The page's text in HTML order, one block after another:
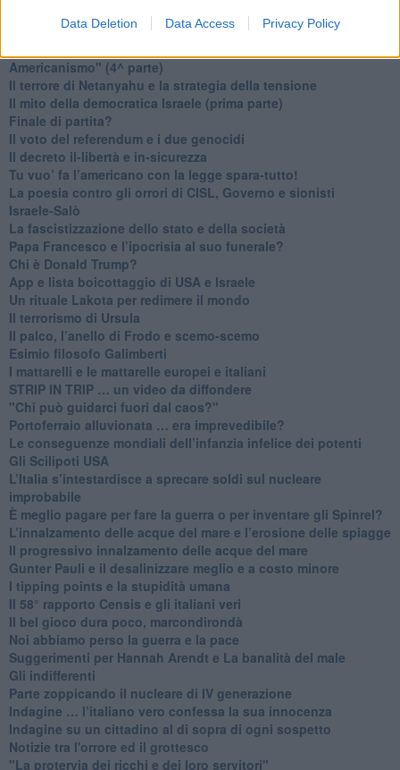
Data Deletion Data Access Privacy Policy
​Alessandro Orsini e la tetrade oscura del sionismo
Americanismo" (4^ parte)
​Il terrore di Netanyahu e la strategia della tensione
Il mito della democratica Israele (prima parte)
​Finale di partita?
​Il voto del referendum e i due genocidi
Il decreto il-libertà e in-sicurezza
Tu vuo’ fa l’americano con la legge spara-tutto!
La poesia contro gli orrori di CISL, Governo e sionisti
Israele-Salò
​La fascistizzazione dello stato e della società
Papa Francesco e l’ipocrisia al suo funerale?
​Chi è Donald Trump?
App e lista boicottaggio di USA e Israele
​Un rituale Lakota per redimere il mondo
Il terrorismo di Ursula
​Il palco, l’anello di Frodo e scemo-scemo
Esimio filosofo Galimberti
​I mattarelli e le mattarelle europei e italiani
​STRIP IN TRIP … un video da diffondere
"Chi può guidarci fuori dal caos?"
​Portoferraio alluvionata … era imprevedibile?
Le conseguenze mondiali dell’infanzia infelice dei potenti
​Gli Scilipoti USA
L’Italia s’intestardisce a sprecare soldi sul nucleare
improbabile
È meglio pagare per fare la guerra o per inventare gli Spinrel?
​L’innalzamento delle acque del mare e l’erosione delle spiagge
​Il progressivo innalzamento delle acque del mare
​Gunter Pauli e il desalinizzare meglio e a costo minore
I tipping points e la stupidità umana
​Il 58° rapporto Censis e gli italiani veri
​Il bel gioco dura poco, marcondirondà
Noi abbiamo perso la guerra e la pace
Suggerimenti per Hannah Arendt e La banalità del male
​Gli indifferenti
Parte zoppicando il nucleare di IV generazione
​Indagine … l’italiano vero confessa la sua innocenza
Indagine su un cittadino al di sopra di ogni sospetto
Notizie tra l'orrore ed il grottesco
"La protervia dei ricchi e dei loro servitori"